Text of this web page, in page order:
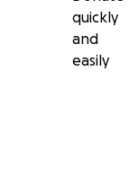
Ich schicke
quickly
and
easily